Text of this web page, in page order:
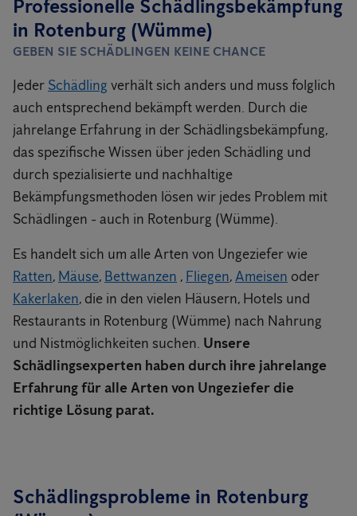
Professionelle Schädlingsbekämpfung
in Rotenburg (Wümme)
GEBEN SIE SCHÄDLINGEN KEINE CHANCE
Jeder Schädling verhält sich anders und muss folglich
auch entsprechend bekämpft werden. Durch die
jahrelange Erfahrung in der Schädlingsbekämpfung,
das spezifische Wissen über jeden Schädling und
durch spezialisierte und nachhaltige
Bekämpfungsmethoden lösen wir jedes Problem mit
Schädlingen - auch in Rotenburg (Wümme).
Es handelt sich um alle Arten von Ungeziefer wie
Ratten, Mäuse, Bettwanzen , Fliegen,Ameisen oder
Kakerlaken, die in den vielen Häusern, Hotels und
Restaurants in Rotenburg (Wümme) nach Nahrung
und Nistmöglichkeiten suchen. Unsere
Schädlingsexperten haben durch ihre jahrelange
Erfahrung für alle Arten von Ungeziefer die
richtige Lösung parat.
Schädlingsprobleme in Rotenburg